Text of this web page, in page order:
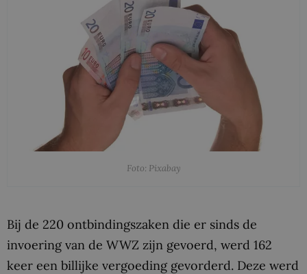
Foto: Pixabay
Bij de 220 ontbindingszaken die er sinds de
invoering van de WWZ zijn gevoerd, werd 162
keer een billijke vergoeding gevorderd. Deze werd